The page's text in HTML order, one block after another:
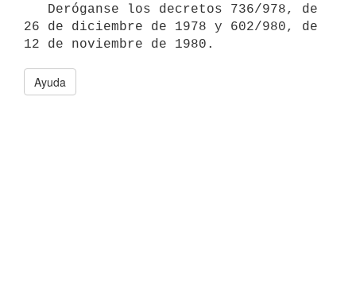
26 de diciembre de 1978 y 602/980, de
Ayuda